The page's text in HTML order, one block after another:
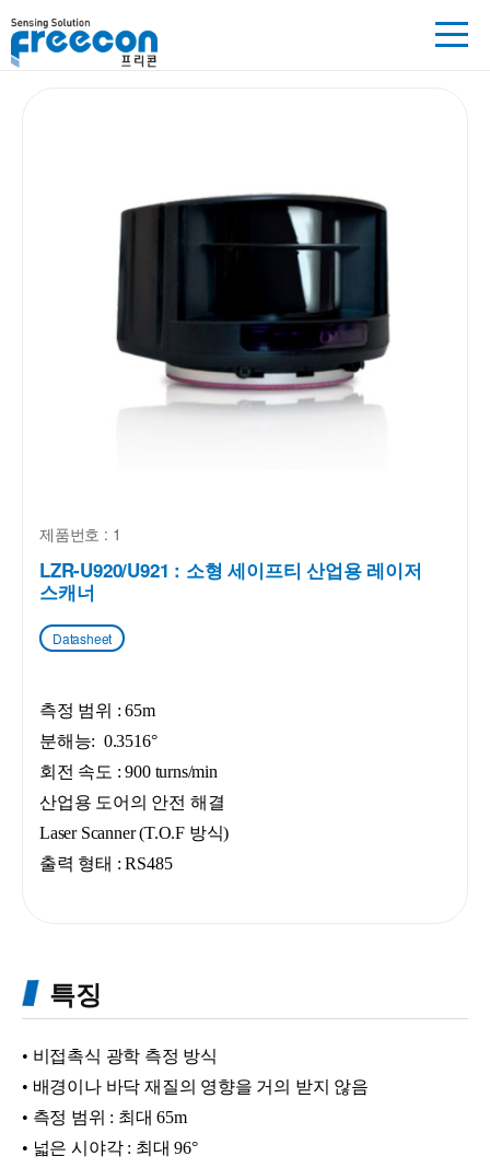
제품번호 : 1
LZR-U920/U921 : 소형 세이프티 산업용 레이저
스캐너
Datasheet
측정 범위 : 65m
분해능: 0.3516°
회전 속도 : 900 turns/min
산업용 도어의 안전 해결
Laser Scanner (T.O.F 방식)
출력 형태 : RS485
특징
• 비접촉식 광학 측정 방식
• 배경이나 바닥 재질의 영향을 거의 받지 않음
• 측정 범위 : 최대 65m
• 넓은 시야각 : 최대 96°